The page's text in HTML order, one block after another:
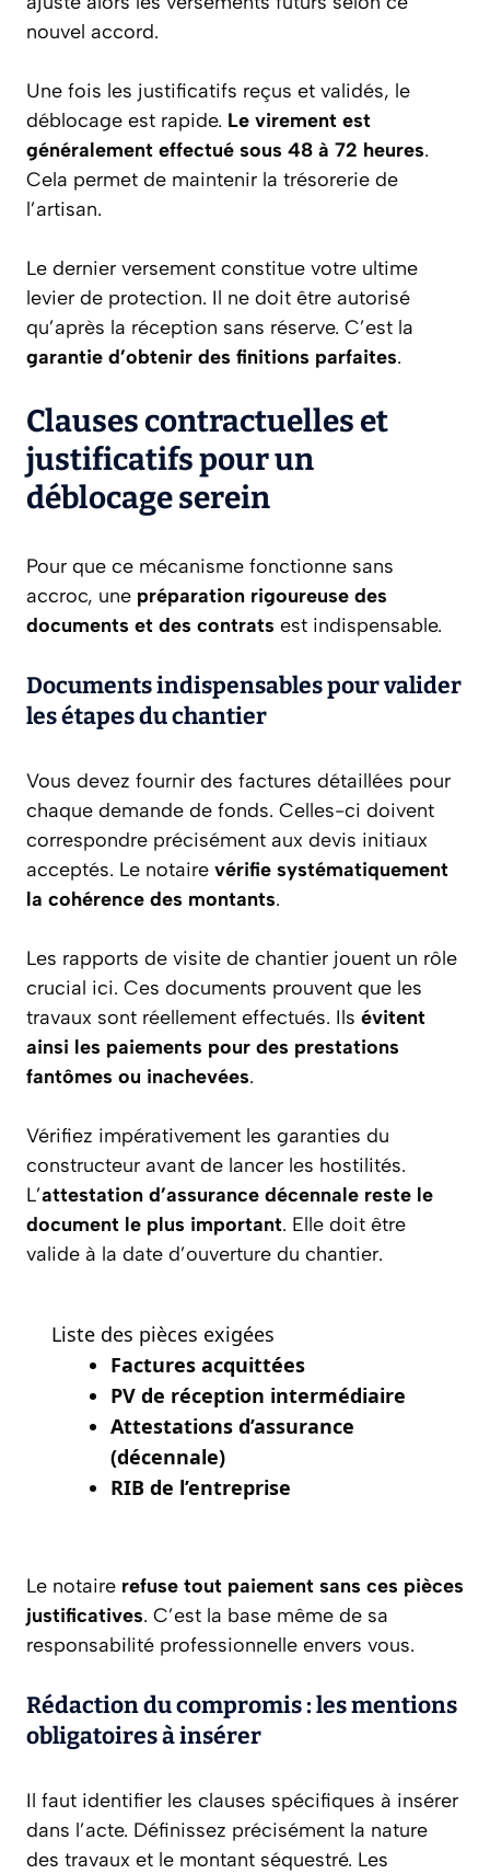
nouvel accord.
Une fois les justificatifs reçus et validés, le
déblocage est rapide. Le virement est
généralement effectué sous 48 à 72 heures.
Cela permet de maintenir la trésorerie de
l’artisan.
Le dernier versement constitue votre ultime
levier de protection. Il ne doit être autorisé
qu’après la réception sans réserve. C’est la
garantie d’obtenir des finitions parfaites.
Clauses contractuelles et
justificatifs pour un
déblocage serein
Pour que ce mécanisme fonctionne sans
accroc, une préparation rigoureuse des
documents et des contrats est indispensable.
Documents indispensables pour valider
les étapes du chantier
Vous devez fournir des factures détaillées pour
chaque demande de fonds. Celles-ci doivent
correspondre précisément aux devis initiaux
acceptés. Le notaire vérifie systématiquement
la cohérence des montants.
Les rapports de visite de chantier jouent un rôle
crucial ici. Ces documents prouvent que les
travaux sont réellement effectués. Ils évitent
ainsi les paiements pour des prestations
fantômes ou inachevées.
Vérifiez impérativement les garanties du
constructeur avant de lancer les hostilités.
L’attestation d’assurance décennale reste le
document le plus important. Elle doit être
valide à la date d’ouverture du chantier.
Liste des pièces exigées
Factures acquittées
PV de réception intermédiaire
Attestations d’assurance
(décennale)
RIB de l’entreprise
Le notaire refuse tout paiement sans ces pièces
justificatives. C’est la base même de sa
responsabilité professionnelle envers vous.
Rédaction du compromis : les mentions
obligatoires à insérer
Il faut identifier les clauses spécifiques à insérer
dans l’acte. Définissez précisément la nature
des travaux et le montant séquestré. Les